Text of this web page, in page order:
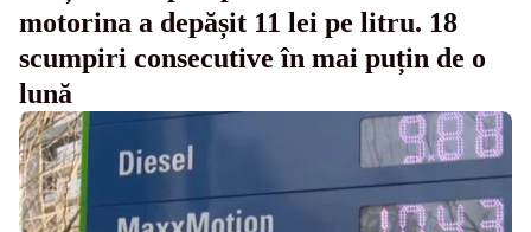
motorina a depășit 11 lei pe litru. 18
scumpiri consecutive în mai puțin de o
lună